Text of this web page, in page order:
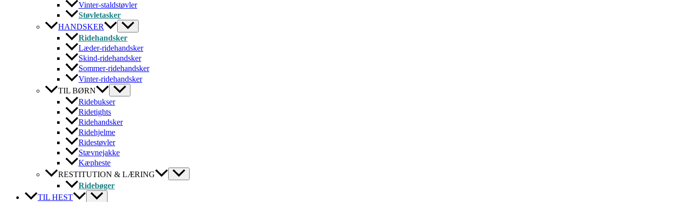
Vinter-staldstøvler
Støvletasker
HANDSKER
Ridehandsker
Læder-ridehandsker
Skind-ridehandsker
Sommer-ridehandsker
Vinter-ridehandsker
TIL BØRN
Ridebukser
Ridetights
Ridehandsker
Ridehjelme
Ridestøvler
Stævnejakke
Kæpheste
RESTITUTION & LÆRING
Ridebøger
TIL HEST